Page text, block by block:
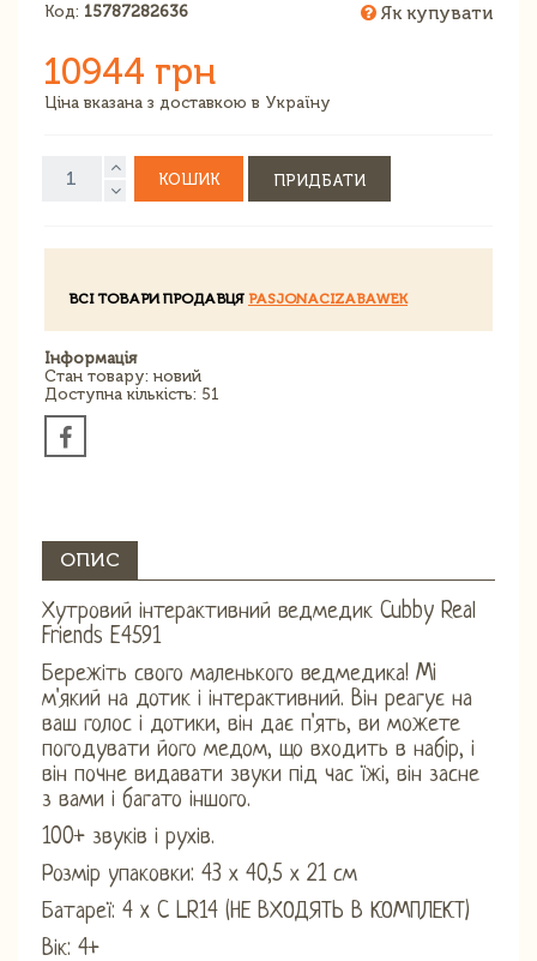
Код: 15787282636 Як купувати
10944 грн
Ціна вказана з доставкою в Україну
КОШИК ПРИДБАТИ
ВСІ ТОВАРИ ПРОДАВЦЯ PASJONACIZABAWEK
Інформація
Стан товару: новий
Доступна кількість: 51
ОПИС
Хутровий інтерактивний ведмедик Cubby Real
Friends E4591
Бережіть свого маленького ведмедика! Mi
м'який на дотик і інтерактивний. Він реагує на
ваш голос і дотики, він дає п'ять, ви можете
погодувати його медом, що входить в набір, і
він почне видавати звуки під час їжі, він засне
з вами і багато іншого.
100+ звуків і рухів.
Розмір упаковки: 43 х 40,5 х 21 см
Батареї: 4 x C LR14 (НЕ ВХОДЯТЬ В КОМПЛЕКТ)
Вік: 4+